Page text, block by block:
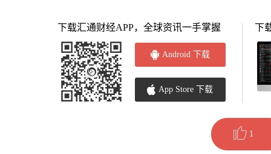
下载汇通财经APP，全球资讯一手掌握
Android 下载
App Store 下载
下
1